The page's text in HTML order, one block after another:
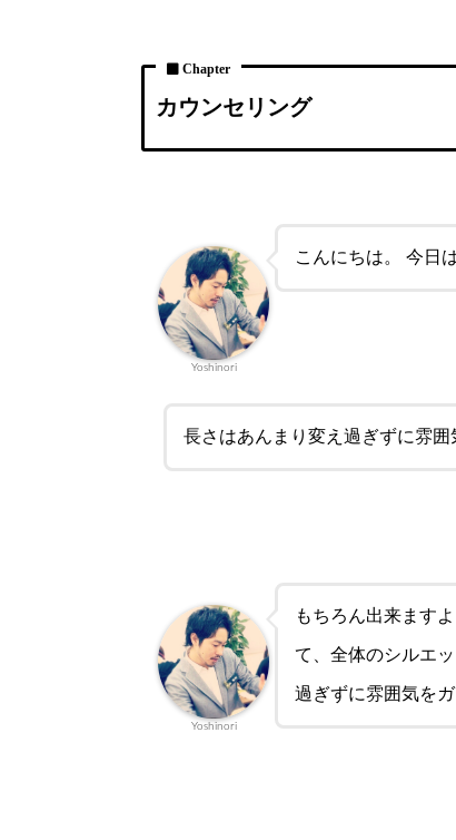
カウンセリング
こんにちは。 今日
Yoshinori
長さはあんまり変え過ぎずに雰
もちろん出来ます
て、全体のシルエ
過ぎずに雰囲気を
Yoshinori